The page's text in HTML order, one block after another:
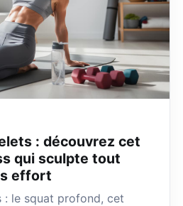
: découvrez cet
qui sculpte tout
effort
: le squat profond, cet